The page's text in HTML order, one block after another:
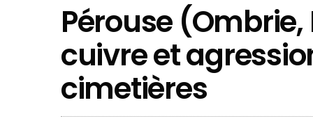
Pérouse
cuivre et
cimetières